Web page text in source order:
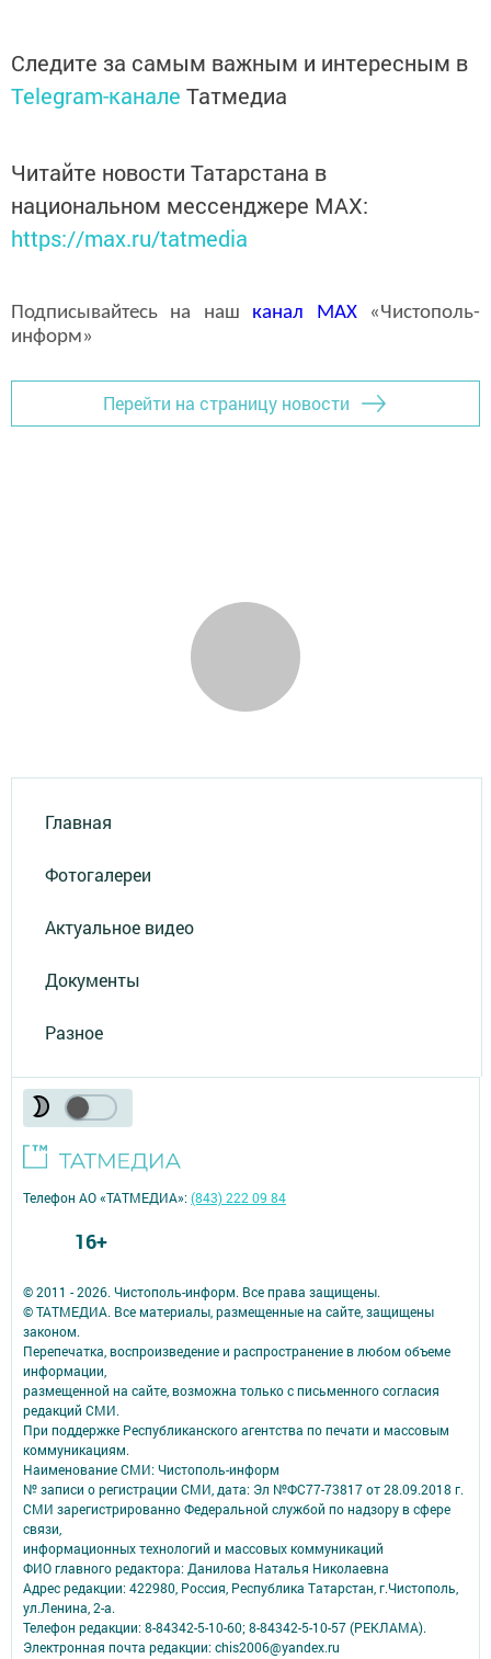
Следите за самым важным и интересным в
Telegram-канале Татмедиа
Читайте новости Татарстана в
национальном мессенджере MАХ:
https://max.ru/tatmedia
Подписывайтесь на наш канал MAX«Чистополь-
информ»
Перейти на страницу новости
Главная
Фотогалереи
Актуальное видео
Документы
Разное
© 2011 - 2026. Чистополь-информ. Все права защищены.
© ТАТМЕДИА. Все материалы, размещенные на сайте, защищены
законом.
Перепечатка, воспроизведение и распространение в любом объеме
информации,
размещенной на сайте, возможна только с письменного согласия
редакций СМИ.
При поддержке Республиканского агентства по печати и массовым
коммуникациям.
Наименование СМИ: Чистополь-информ
№ записи о регистрации СМИ, дата: Эл №ФС77-73817 от 28.09.2018 г.
СМИ зарегистрированно Федеральной службой по надзору в сфере
связи,
информационных технологий и массовых коммуникаций
ФИО главного редактора: Данилова Наталья Николаевна
Адрес редакции: 422980, Россия, Республика Татарстан, г.Чистополь,
ул.Ленина, 2-а.
Телефон редакции: 8-84342-5-10-60; 8-84342-5-10-57 (РЕКЛАМА).
Электронная почта редакции: chis2006@yandex.ru
Телефон АО «ТАТМЕДИА»:(843) 222 09 84
16+